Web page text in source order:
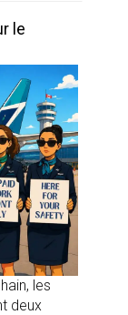
le
les
deux